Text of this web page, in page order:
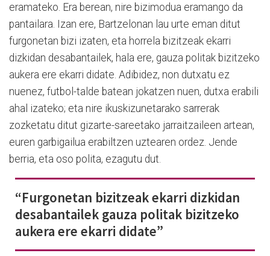
eramateko. Era berean, nire bizimodua eramango da
pantailara. Izan ere, Bartzelonan lau urte eman ditut
furgonetan bizi izaten, eta horrela bizitzeak ekarri
dizkidan desabantailek, hala ere, gauza politak bizitzeko
aukera ere ekarri didate. Adibidez, non dutxatu ez
nuenez, futbol-talde batean jokatzen nuen, dutxa erabili
ahal izateko; eta nire ikuskizunetarako sarrerak
zozketatu ditut gizarte-sareetako jarraitzaileen artean,
euren garbigailua erabiltzen uztearen ordez. Jende
berria, eta oso polita, ezagutu dut.
“Furgonetan bizitzeak ekarri dizkidan
desabantailek gauza politak bizitzeko
aukera ere ekarri didate”